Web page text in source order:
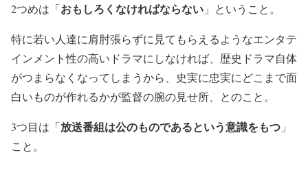
2つめは「おもしろくなければならない 」ということ。
特に若い人達に肩肘張らずに見てもらえるようなエンタテ
インメント性の高いドラマにしなければ、歴史ドラマ自体
がつまらなくなってしまうから、史実に忠実にどこまで面
白いものが作れるかが監督の腕の見せ所、とのこと。
3つ目は「放送番組は公のものであるという意識をもつ 」
こと。